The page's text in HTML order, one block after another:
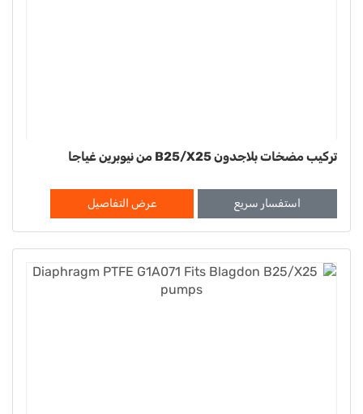
تركيب مضخات بلاجدون B25/X25 من نيوبرين غياجا
استفسار سريع عرض التفاصيل